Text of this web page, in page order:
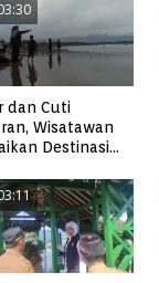
dan Cuti
Wisatawan
Destinasi